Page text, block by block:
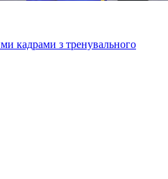
кадрами з тренувального